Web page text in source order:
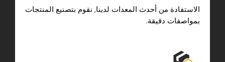
الاستفادة من أحدث المعدات لدينا, نقوم بتصنيع المنتجات
بمواصفات دقيقة.